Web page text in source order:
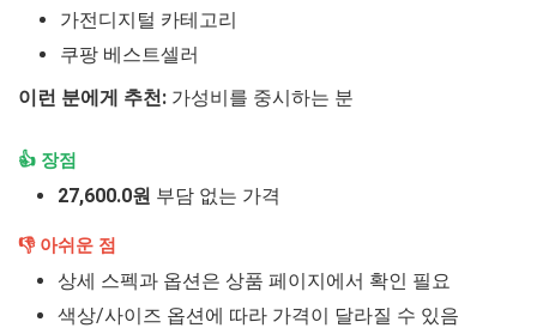
가전디지털 카테고리
쿠팡 베스트셀러
이런 분에게 추천: 가성비를 중시하는 분
👍 장점
27,600.0원 부담 없는 가격
👎 아쉬운 점
상세 스펙과 옵션은 상품 페이지에서 확인 필요
색상/사이즈 옵션에 따라 가격이 달라질 수 있음